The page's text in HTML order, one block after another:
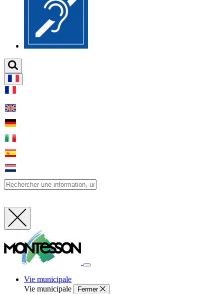
Fermer
recherche
Vie municipale
Vie municipale
Fermer